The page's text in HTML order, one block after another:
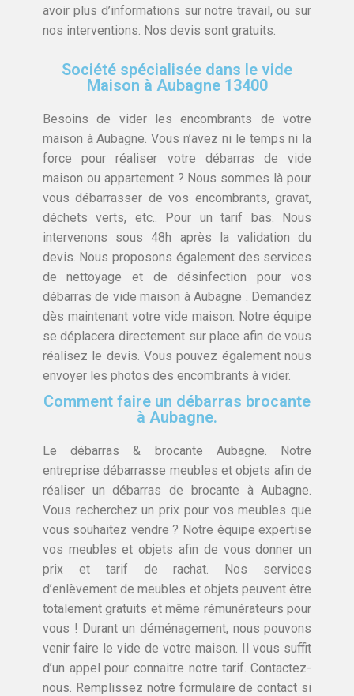
avoir plus d’informations sur notre travail, ou sur
nos interventions. Nos devis sont gratuits.
Société spécialisée dans le vide
Maison à Aubagne 13400
Besoins de vider les encombrants de votre
maison à Aubagne. Vous n’avez ni le temps ni la
force pour réaliser votre débarras de vide
maison ou appartement ? Nous sommes là pour
vous débarrasser de vos encombrants, gravat,
déchets verts, etc.. Pour un tarif bas. Nous
intervenons sous 48h après la validation du
devis. Nous proposons également des services
de nettoyage et de désinfection pour vos
débarras de vide maison à Aubagne . Demandez
dès maintenant votre vide maison. Notre équipe
se déplacera directement sur place afin de vous
réalisez le devis. Vous pouvez également nous
envoyer les photos des encombrants à vider.
Comment faire un débarras brocante
à Aubagne.
Le débarras & brocante Aubagne. Notre
entreprise débarrasse meubles et objets afin de
réaliser un débarras de brocante à Aubagne.
Vous recherchez un prix pour vos meubles que
vous souhaitez vendre ? Notre équipe expertise
vos meubles et objets afin de vous donner un
prix et tarif de rachat. Nos services
d’enlèvement de meubles et objets peuvent être
totalement gratuits et même rémunérateurs pour
vous ! Durant un déménagement, nous pouvons
venir faire le vide de votre maison. Il vous suffit
d’un appel pour connaitre notre tarif. Contactez-
nous. Remplissez notre formulaire de contact si